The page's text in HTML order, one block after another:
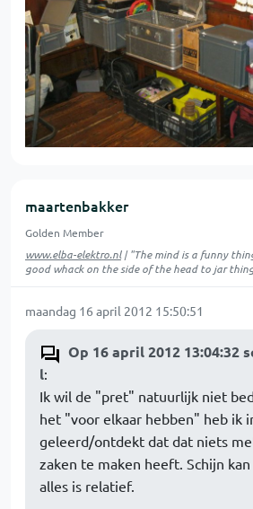
maartenbakker
Golden Member
www.elba-elektro.nl| "The mind is a funny
good whack on the side of the head to jar
maandag 16 april 2012 15:50:51
Op 16 april 2012 13:04:32
l:
Ik wil de "pret" natuurlijk niet
het "voor elkaar hebben" heb ik
geleerd/ontdekt dat dat niets
zaken te maken heeft. Schijn
alles is relatief.